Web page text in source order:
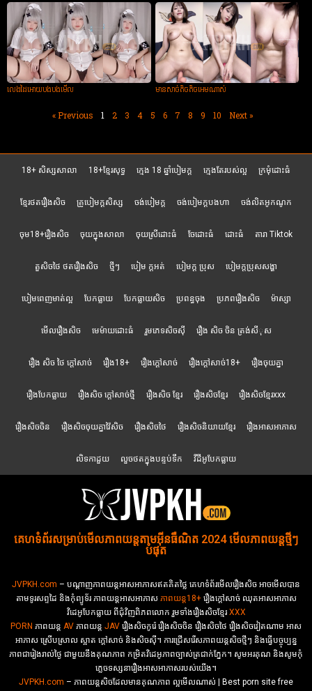
លេងដៃអោយបងបងមើល មានសាច់តិចតិចអេមណាស់
« Previous 1 2 3 4 5 6 7 8 9 10 Next »
18+ សិស្សសាលា 18+ខ្មែរសុទ្ធ ក្មេង 18 ឆ្នាំបៀមក្ដ ក្មេងតែរបស់ល្អ ក្រមុំដោះធំ
ខ្មែរថតរឿងសិច គ្រូបៀមក្ដសិស្ស ចង់បៀមក្ដ ចង់បៀមក្តបងហា ចង់លិតអូកណូក
ចុម18+រឿងសិច ចុយក្នុងសាលា ចុយស្រីដោះធំ ចែដោះធំ ដោះធំ តារា Tiktok
តួសិចថៃ ថតរឿងសិច ថ្មីៗ បៀម ក្ដអត់ បៀមក្ដ ប្រុស បៀមក្តប្រុសសង្ហា
បៀមពេញមាត់ល្អ បែកធ្លាយ បែកធ្លាយសិច ប្រពន្ធចុង ប្រភពរឿងសិច ម៉ាស្សា
មើលរឿងសិច មេម៉ាយដោះធំ រួមភេទសិចស៊ី រឿង សិច ចិន ត្រង់សីុស
រឿង សិច ថៃ ក្តៅសាច់ រឿង18+ រឿងក្ដៅសាច់ រឿងក្ដៅសាច់18+ រឿងចុយគ្នា
រឿងបែកធ្លាយ រឿងសិច ក្តៅសាច់ថ្មី រឿងសិច ខ្មែរ រឿងសិចខ្មែរ រឿងសិចខ្មែរxxx
រឿងសិចចិន រឿងសិចចុយគ្នាវ៉ៃសិច រឿងសិចថៃ រឿងសិចនិយាយខ្មែរ រឿងអាសអាភាស
លិទកាដួយ លួចថតក្នុងបន្ទប់ទឹក វីដីអូបែកធ្លាយ
គេហទំព័រសម្រាប់មើលភាពយន្តតាមអ៊ីនធឺណិត 2024 មើលភាពយន្តថ្មីៗ
បំផុត
JVPKH.com – បណ្ដាញភាពយន្តអាសអាភាសឥតគិតថ្លៃ គេហទំព័រមើលរឿងសិច អាចមើលបាន
តាមទូរសព្ទដៃ និងកុំព្យូទ័រ ភាពយន្តអាសអាភាស ភាពយន្ត18+​​រឿងក្ដៅសាច់ ឈុតអាសអាភាស
វិដេអូបែកធ្លាយ ពីជុំវិញពិភពលោក រួមទាំងរឿងសិចខ្មែរ XXX
PORN ភាពយន្ត AV ភាពយន្ត JAV រឿងសិចកូរ៉េ រឿងសិចចិន​ រឿងសិចថៃ រឿងសិចវៀតណាម អាស
អាភាស ស្រើបស្រាល ស្អាត ក្ដៅសាច់ និងសិចស៊ី។ ការជ្រើសរើសភាពយន្តសិចថ្មីៗ និងធ្វើបច្ចុប្បន្ន
ភាពជារៀងរាល់ថ្ងៃ ជាមួយនឹងគុណភាព កម្រិតវិដេអូភាពច្បាស់ត្រជាក់ភ្នែក។ សូមអរគុណ និងសូមកុំ
ភ្លេចទស្សនារឿងអាសអាភាសរបស់យើង។
JVPKH.com – ភាពយន្តសិចដែលមានគុណភាព ល្អមើលណាស់ | Best porn site free